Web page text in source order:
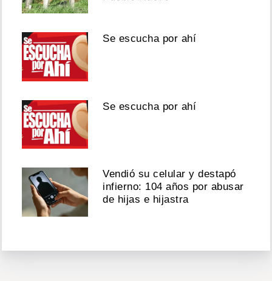
Se escucha por ahí
Se escucha por ahí
Vendió su celular y destapó
infierno: 104 años por abusar
de hijas e hijastra